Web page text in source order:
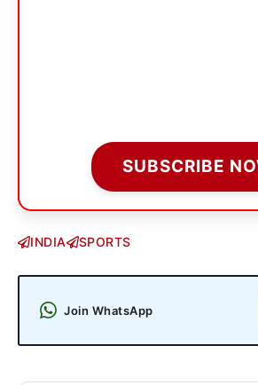
SUBSCRIBE
INDIA SPORTS
Join WhatsApp